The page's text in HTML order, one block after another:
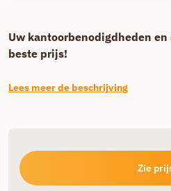
Uw kantoorbenodigdheden
beste prijs!
Lees meer de beschrijving
Zie